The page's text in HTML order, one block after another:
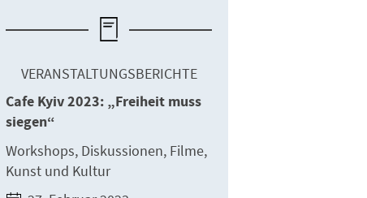
VERANSTALTUNGSBERICHTE
Cafe Kyiv 2023: „Freiheit muss
siegen“
Workshops, Diskussionen, Filme,
Kunst und Kultur